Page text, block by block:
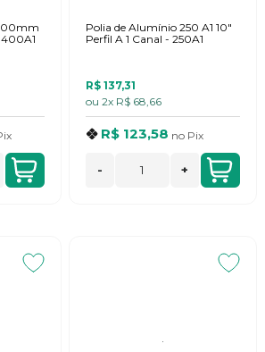
400A1
Polia de Alumínio 250 A1 10"
Perfil A 1 Canal - 250A1
R$ 137,31
ou 2x R$ 68,66
R$ 123,58 no Pix
- +